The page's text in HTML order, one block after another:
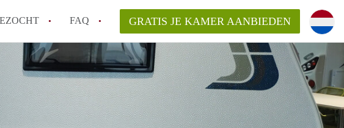
FAQ
Leiden een kamer te vinden!
KamersLeiden!
van KamersLeiden?
GRATIS JE KAMER AANBIEDEN